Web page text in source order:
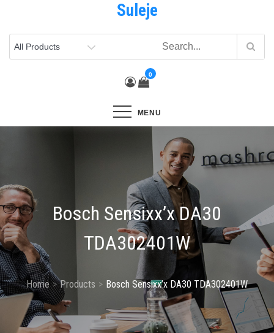
content
Suleje
0
MENU
Bosch Sensixx’x DA30
TDA302401W
Home Products Bosch Sensixx’x DA30 TDA302401W